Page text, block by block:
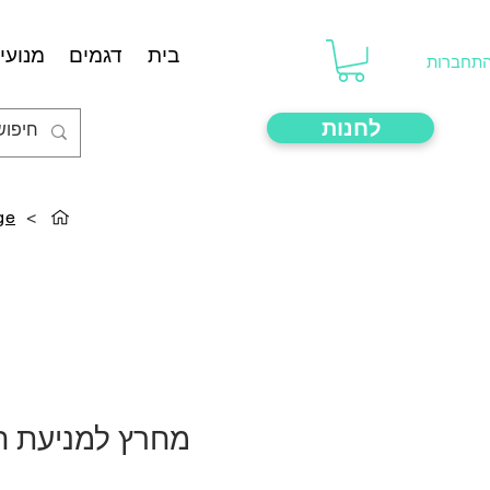
בית דגמים
לחנות
>
מחרץ למניעת